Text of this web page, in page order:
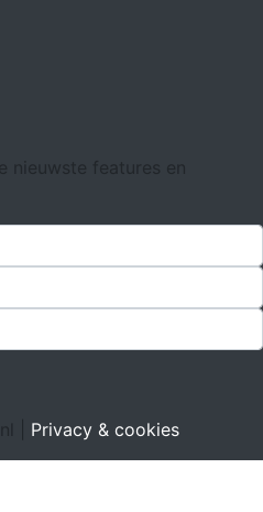
nieuwste features en
| Privacy & cookies